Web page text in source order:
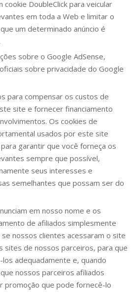
cookie DoubleClick para veicular
em toda a Web e limitar o
um determinado anúncio é
sobre o Google AdSense,
sobre privacidade do Google
para compensar os custos de
site e fornecer financiamento
Os cookies de
usados ​​por este site
garantir que você forneça os
sempre que possível,
seus interesses e
semelhantes que possam ser do
em nosso nome e os
de afiliados simplesmente
nossos clientes acessaram o site
sites de nossos parceiros, para que
adequadamente e, quando
nossos parceiros afiliados
promoção que pode fornecê-lo